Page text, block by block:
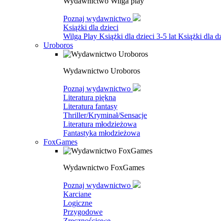
Poznaj wydawnictwo
Książki dla dzieci
Wilga Play Książki dla dzieci 3-5 lat Książki dla
Uroboros
Wydawnictwo Uroboros
Poznaj wydawnictwo
Literatura piękna
Literatura fantasy
Thriller/Kryminał/Sensacje
Literatura młodzieżowa
Fantastyka młodzieżowa
FoxGames
Wydawnictwo FoxGames
Poznaj wydawnictwo
Karciane
Logiczne
Przygodowe